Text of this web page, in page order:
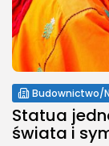
Budownictwo/
Statua
świata i